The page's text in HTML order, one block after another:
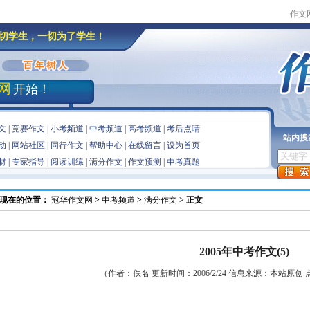
作文
学生，一切为了学生！
开始！
竞赛作文 小考频道 中考频道 高考频道
考后点睛
网站社区 同行作文 帮助中心| 在线留言| 设为首页
| 专家指导| 阅读训练| 满分作文 作文预测 中考真题
站内搜
在的位置： 冠华作文网 > 中考频道 > 满分作文 > 正文
2005年中考作文(5)
（作者：佚名 更新时间：2006/2/24 信息来源：本站原创